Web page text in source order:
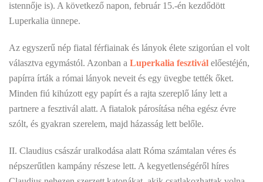
istennője is). A következő napon, február 15.-én kezdődött
Luperkalia ünnepe.
Az egyszerű nép fiatal férfiainak és lányok élete szigorúan el volt
választva egymástól. Azonban a Luperkalia fesztivál előestéjén,
papírra írták a római lányok neveit és egy üvegbe tették őket.
Minden fiú kihúzott egy papírt és a rajta szereplő lány lett a
partnere a fesztivál alatt. A fiatalok párosítása néha egész évre
szólt, és gyakran szerelem, majd házasság lett belőle.
II. Claudius császár uralkodása alatt Róma számtalan véres és
népszerűtlen kampány részese lett. A kegyetlenségéről híres